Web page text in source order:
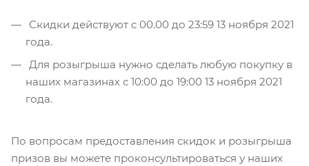
Скидки действуют с 00.00 до 23:59 13 ноября 2021
года.
Для розыгрыша нужно сделать любую покупку в
наших магазинах с 10:00 до 19:00 13 ноября 2021
года.
По вопросам предоставления скидок и розыгрыша
призов вы можете проконсультироваться у наших